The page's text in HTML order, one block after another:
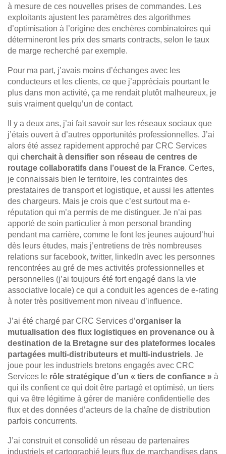
à mesure de ces nouvelles prises de commandes. Les
exploitants ajustent les paramètres des algorithmes
d’optimisation à l’origine des enchères combinatoires qui
détermineront les prix des smarts contracts, selon le taux
de marge recherché par exemple.
Pour ma part, j’avais moins d’échanges avec les
conducteurs et les clients, ce que j’appréciais pourtant le
plus dans mon activité, ça me rendait plutôt malheureux, je
suis vraiment quelqu’un de contact.
Il y a deux ans, j’ai fait savoir sur les réseaux sociaux que
j’étais ouvert à d’autres opportunités professionnelles. J’ai
alors été assez rapidement approché par CRC Services
qui cherchait à densifier son réseau de centres de
routage collaboratifs dans l’ouest de la France. Certes,
je connaissais bien le territoire, les contraintes des
prestataires de transport et logistique, et aussi les attentes
des chargeurs. Mais je crois que c’est surtout ma e-
réputation qui m’a permis de me distinguer. Je n’ai pas
apporté de soin particulier à mon personal branding
pendant ma carrière, comme le font les jeunes aujourd’hui
dès leurs études, mais j’entretiens de très nombreuses
relations sur facebook, twitter, linkedIn avec les personnes
rencontrées au gré de mes activités professionnelles et
personnelles (j’ai toujours été fort engagé dans la vie
associative locale) ce qui a conduit les agences de e-rating
à noter très positivement mon niveau d’influence.
J’ai été chargé par CRC Services d’organiser la
mutualisation des flux logistiques en provenance ou à
destination de la Bretagne sur des plateformes locales
partagées multi-distributeurs et multi-industriels. Je
joue pour les industriels bretons engagés avec CRC
Services le rôle stratégique d’un « tiers de confiance » à
qui ils confient ce qui doit être partagé et optimisé, un tiers
qui va être légitime à gérer de manière confidentielle des
flux et des données d’acteurs de la chaîne de distribution
parfois concurrents.
J’ai construit et consolidé un réseau de partenaires
industriels et cartographié leurs flux de marchandises dans